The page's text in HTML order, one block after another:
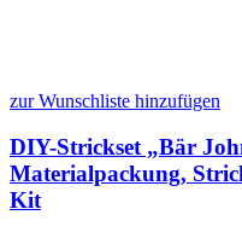
zur Wunschliste hinzufügen
DIY-Strickset „Bär
Materialpackung,
Kit